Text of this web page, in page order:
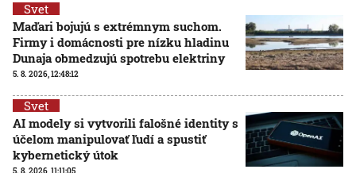
Svet
Maďari bojujú s extrémnym suchom.
Firmy i domácnosti pre nízku hladinu
Dunaja obmedzujú spotrebu elektriny
5. 8. 2026, 12:48:12
Svet
AI modely si vytvorili falošné identity s
účelom manipulovať ľudí a spustiť
kybernetický útok